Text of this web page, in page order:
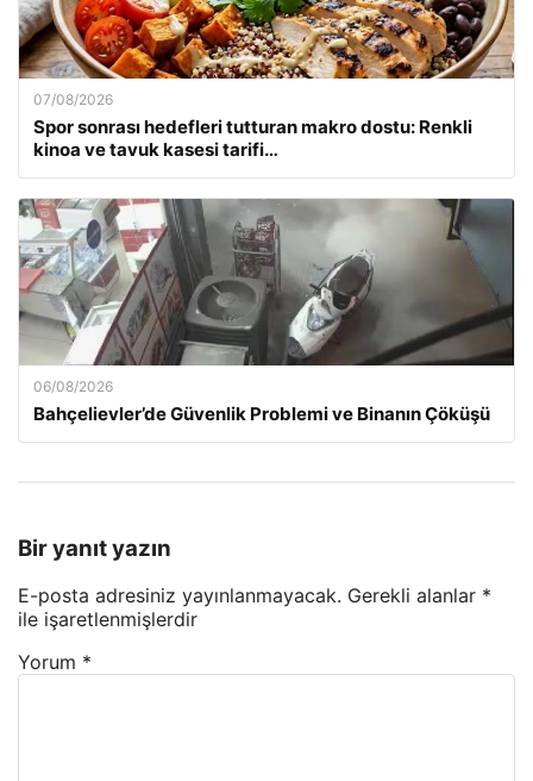
07/08/2026
Spor sonrası hedefleri tutturan makro dostu: Renkli
kinoa ve tavuk kasesi tarifi…
06/08/2026
Bahçelievler’de Güvenlik Problemi ve Binanın Çöküşü
Bir yanıt yazın
E-posta adresiniz yayınlanmayacak. Gerekli alanlar *
ile işaretlenmişlerdir
Yorum *